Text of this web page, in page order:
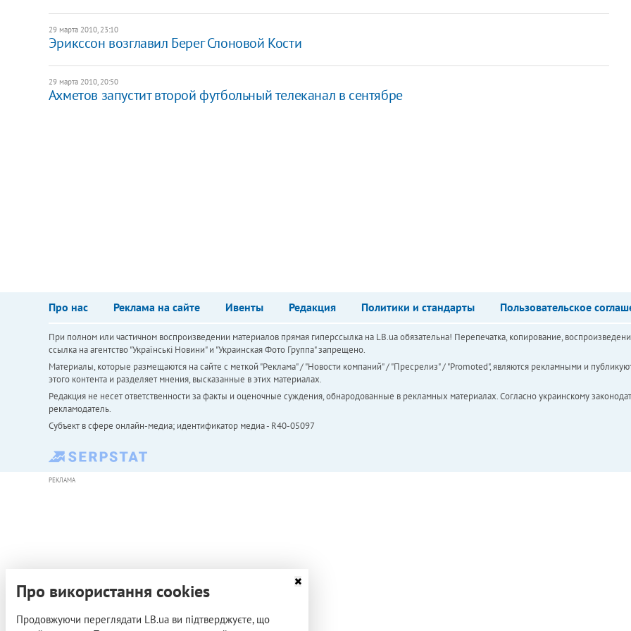
29 марта 2010, 23:10
Эрикссон возглавил Берег Слоновой Кости
29 марта 2010, 20:50
Ахметов запустит второй футбольный телеканал в сентябре
Про нас Реклама на сайте Ивенты Редакция Политики и стандарты Пользовательское
При полном или частичном воспроизведении материалов прямая гиперссылка на LB.ua обязательна! Перепечатка, копирование,
ссылка на агентство "Українськi Новини" и "Украинская Фото Группа" запрещено.
Материалы, которые размещаются на сайте с меткой "Реклама" / "Новости компаний" / "Пресрелиз" / "Promoted", являются рекламными и
этого контента и разделяет мнения, высказанные в этих материалах.
Редакция не несет ответственности за факты и оценочные суждения, обнародованные в рекламных материалах. Согласно украинскому
рекламодатель.
Субъект в сфере онлайн-медиа; идентификатор медиа - R40-05097
РЕКЛАМА
Про використання cookies
Продовжуючи переглядати LB.ua ви підтверджуєте, що